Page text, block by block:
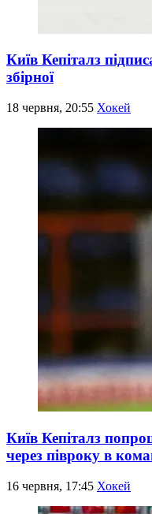
Київ Кепіталз
збірної
18 червня, 20:55 Хокей
Київ Кепіталз
через півроку в
16 червня, 17:45 Хокей